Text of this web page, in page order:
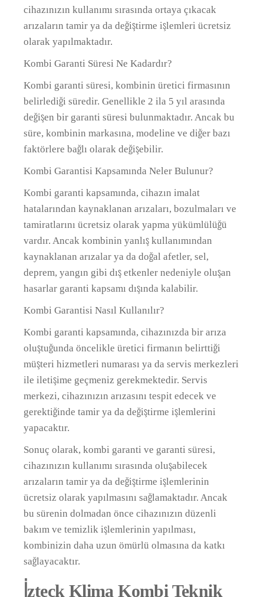
cihazınızın kullanımı sırasında ortaya çıkacak
arızaların tamir ya da değiştirme işlemleri ücretsiz
olarak yapılmaktadır.
Kombi Garanti Süresi Ne Kadardır?
Kombi garanti süresi, kombinin üretici firmasının
belirlediği süredir. Genellikle 2 ila 5 yıl arasında
değişen bir garanti süresi bulunmaktadır. Ancak bu
süre, kombinin markasına, modeline ve diğer bazı
faktörlere bağlı olarak değişebilir.
Kombi Garantisi Kapsamında Neler Bulunur?
Kombi garanti kapsamında, cihazın imalat
hatalarından kaynaklanan arızaları, bozulmaları ve
tamiratlarını ücretsiz olarak yapma yükümlülüğü
vardır. Ancak kombinin yanlış kullanımından
kaynaklanan arızalar ya da doğal afetler, sel,
deprem, yangın gibi dış etkenler nedeniyle oluşan
hasarlar garanti kapsamı dışında kalabilir.
Kombi Garantisi Nasıl Kullanılır?
Kombi garanti kapsamında, cihazınızda bir arıza
oluştuğunda öncelikle üretici firmanın belirttiği
müşteri hizmetleri numarası ya da servis merkezleri
ile iletişime geçmeniz gerekmektedir. Servis
merkezi, cihazınızın arızasını tespit edecek ve
gerektiğinde tamir ya da değiştirme işlemlerini
yapacaktır.
Sonuç olarak, kombi garanti ve garanti süresi,
cihazınızın kullanımı sırasında oluşabilecek
arızaların tamir ya da değiştirme işlemlerinin
ücretsiz olarak yapılmasını sağlamaktadır. Ancak
bu sürenin dolmadan önce cihazınızın düzenli
bakım ve temizlik işlemlerinin yapılması,
kombinizin daha uzun ömürlü olmasına da katkı
sağlayacaktır.
İzteck Klima Kombi Teknik